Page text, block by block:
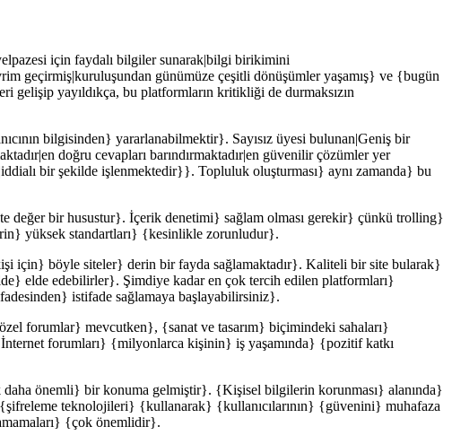
için faydalı bilgiler sunarak|bilgi birikimini
geçirmiş|kuruluşundan günümüze çeşitli dönüşümler yaşamış} ve {bugün
yayıldıkça, bu platformların kritikliği de durmaksızın
bilgisinden} yararlanabilmektir}. Sayısız üyesi bulunan|Geniş bir
doğru cevapları barındırmaktadır|en güvenilir çözümler yer
bir şekilde işlenmektedir}}. Topluluk oluşturması} aynı zamanda} bu
değer bir husustur}. İçerik denetimi} sağlam olması gerekir} çünkü trolling}
yüksek standartları} {kesinlikle zorunludur}.
için} böyle siteler} derin bir fayda sağlamaktadır}. Kaliteli bir site bularak}
elde edebilirler}. Şimdiye kadar en çok tercih edilen platformları}
istifade sağlamaya başlayabilirsiniz}.
forumlar} mevcutken}, {sanat ve tasarım} biçimindeki sahaları}
forumları} {milyonlarca kişinin} iş yaşamında} {pozitif katkı
önemli} bir konuma gelmiştir}. {Kişisel bilgilerin korunması} alanında}
teknolojileri} {kullanarak} {kullanıcılarının} {güvenini} muhafaza
{çok önemlidir}.